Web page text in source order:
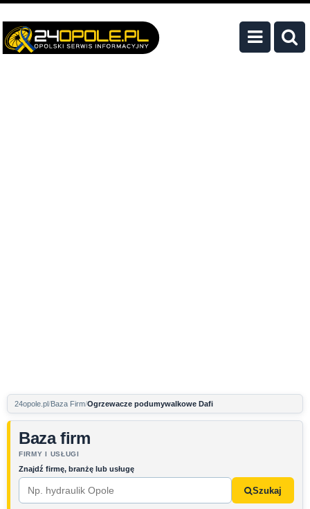
24opole.pl Baza Firm Ogrzewacze podumywalkowe Dafi
Baza firm
FIRMY I USŁUGI
Znajdź firmę, branżę lub usługę
Szukaj